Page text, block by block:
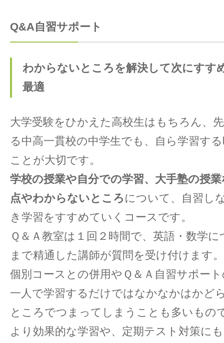
Q&A自習サポート
わからないところを解決して次にすす
最適
大学受験をひかえた高校生はもちろん、
る中高一貫校の中学生でも、自ら学習す
ことが大切です。
学校の授業や自分での学習、大手塾の授
点やわからないところ について、自習し
き学習をすすめていくコースです。
Ｑ＆Ａ教室は１回２時間で、英語・数学
まで精通した講師が質問を受け付けます。
個別コースとの併用やＱ＆Ａ自習サポー
一人で学習するだけではなかなかはかど
ところでつまってしまうことも多いもの
より効果的な学習や、定期テスト対策に